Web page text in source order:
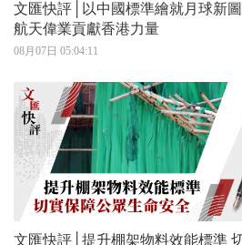
文匯快評│以中國標準繪就月球新圖 為
航天偉業貢獻香港力量
08月07日 05:04:11
文匯快評│提升棚架物料效能標準 切實